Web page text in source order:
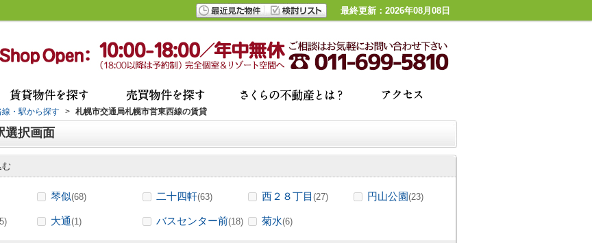
最終更新：2026年08月08日
線・駅から探す > 札幌市交通局札幌市営東西線の賃貸
選択画面
琴似(68) 二十四軒(63) 西２８丁目 (27) 円山公園(23)
大通(1) バスセンター前(18) 菊水(6)